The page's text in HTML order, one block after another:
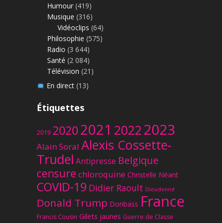
Humour (419)
Musique (316)
Vidéoclips (64)
Philosophie (575)
Radio (3 644)
Santé (2 084)
Télévision (21)
En direct(13)
Étiquettes
2019 20202021 20222023
Alain Soral Alexis Cossette-
Trudel Antipresse Belgique
censure chloroquine Christelle Néant
COVID-19 Didier Raoult Dieudonné
Donald Trump Donbass France
Francis Cousin Gilets jaunes Guerre de Classe